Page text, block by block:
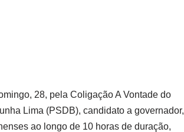
28, pela Coligação A Vontade do
Lima (PSDB), candidato a governador,
ao longo de 10 horas de duração,